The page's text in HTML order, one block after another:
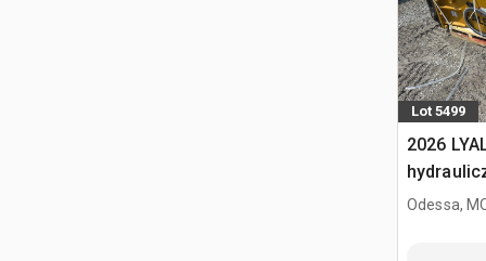
Lot 5499
2026
Odessa,